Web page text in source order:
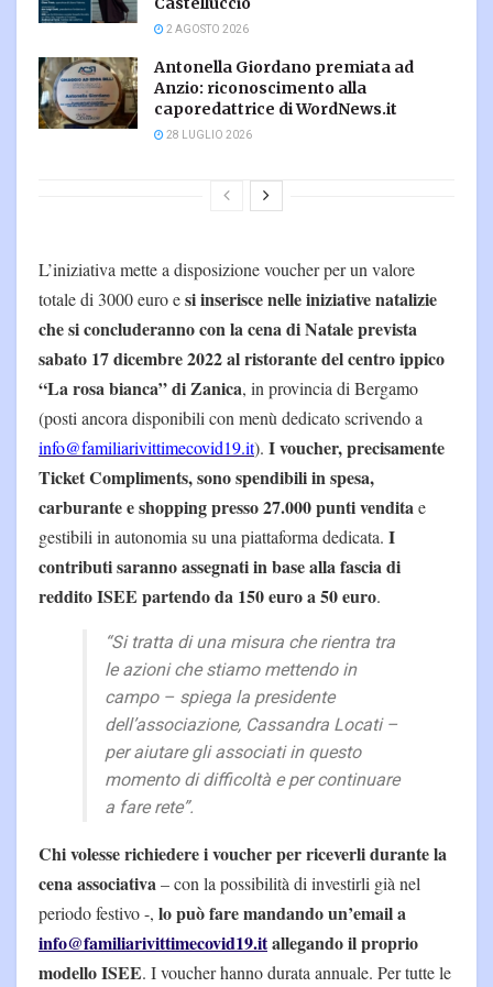
2 AGOSTO 2026
Antonella Giordano premiata ad
Anzio: riconoscimento alla
caporedattrice di WordNews.it
28 LUGLIO 2026
L’iniziativa mette a disposizione voucher per un valore
totale di 3000 euro esi inserisce nelle iniziative natalizie
che si concluderanno con la cena di Natale prevista
sabato 17 dicembre 2022 al ristorante del centro ippico
“La rosa bianca” di Zanica, in provincia di Bergamo
(posti ancora disponibili con menù dedicato scrivendo a
info@familiarivittimecovid19.it). I voucher, precisamente
Ticket Compliments, sono spendibili in spesa,
carburante e shopping presso 27.000 punti venditae
gestibili in autonomia su una piattaforma dedicata. I
contributi saranno assegnati in base alla fascia di
reddito ISEE partendo da 150 euro a 50 euro.
“Si tratta di una misura che rientra tra
le azioni che stiamo mettendo in
campo – spiega la presidente
dell’associazione, Cassandra Locati –
per aiutare gli associati in questo
momento di difficoltà e per continuare
a fare rete”.
Chi volesse richiedere i voucher per riceverli durante la
cena associativa– con la possibilità di investirli già nel
periodo festivo -, lo può fare mandando un’email a
info@familiarivittimecovid19.itallegando il proprio
modello ISEE. I voucher hanno durata annuale. Per tutte le